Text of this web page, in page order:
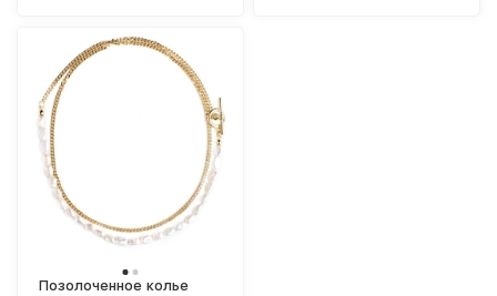
Позолоченное колье